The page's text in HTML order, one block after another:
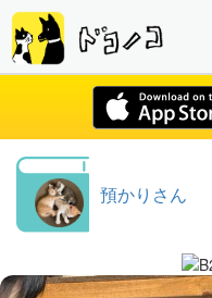
預かりさん